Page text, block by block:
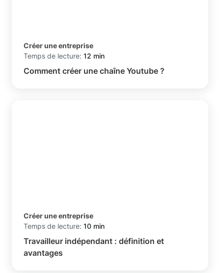
Créer une entreprise
Temps de lecture: 12 min
Comment créer une chaîne Youtube ?
Créer une entreprise
Temps de lecture: 10 min
Travailleur indépendant : définition et
avantages